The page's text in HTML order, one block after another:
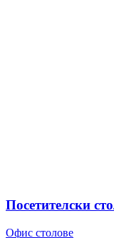
Посетителски
Офис столове